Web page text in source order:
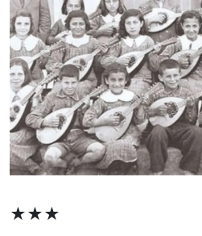
★★★